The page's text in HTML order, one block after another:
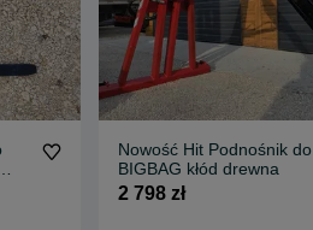
Nowość Hit Podnośnik do
BIGBAG kłód drewna
2 798 zł